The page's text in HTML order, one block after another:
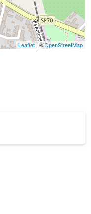
Leaflet | ©OpenStreetMap